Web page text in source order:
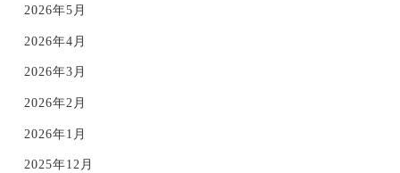
2026年5月
2026年4月
2026年3月
2026年2月
2026年1月
2025年12月